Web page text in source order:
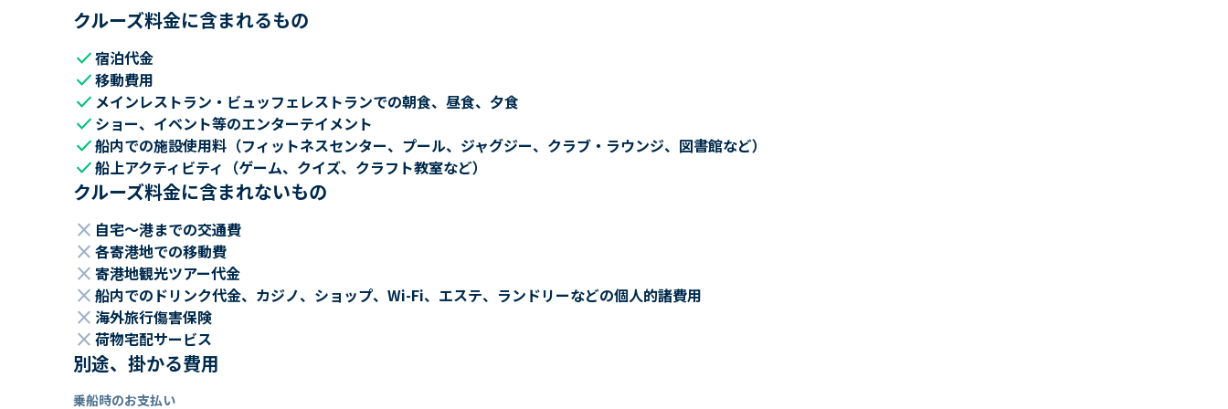
クルーズ料金に含まれるもの
check宿泊代金
check移動費用
check メインレストラン・ビュッフェレストランでの朝食、昼食、夕食
check ショー、イベント等のエンターテイメント
check船内での施設使用料（フィットネスセンター、プール、ジャグジー、クラブ・ラウンジ、図書館など）
check船上アクティビティ（ゲーム、クイズ、クラフト教室など）
クルーズ料金に含まれないもの
close 自宅～港までの交通費
close 各寄港地での移動費
close 寄港地観光ツアー代金
close 船内でのドリンク代金、カジノ、ショップ、Wi-Fi、エステ、ランドリーなどの個人的諸費用
close 海外旅行傷害保険
close 荷物宅配サービス
別途、掛かる費用
乗船時のお支払い